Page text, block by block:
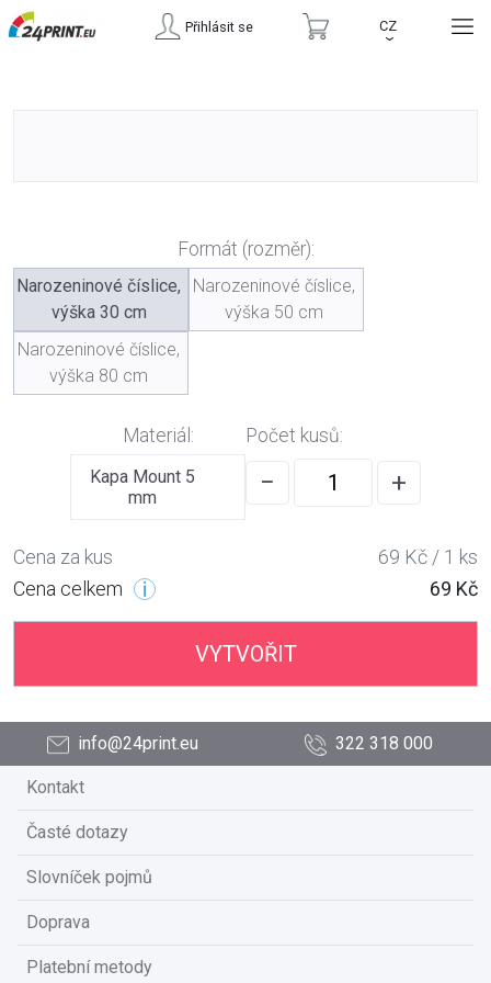
Přihlásit se CZ
›
Formát (rozměr):
Narozeninové číslice,
výška 30 cm
Narozeninové číslice,
výška 50 cm
Narozeninové číslice,
výška 80 cm
Materiál:
Kapa Mount 5
mm
Počet kusů:
− +
Cena za kus
69 Kč / 1 ks
Cena celkem
69 Kč
VYTVOŘIT
info@24print.eu 322 318 000
Kontakt
Časté dotazy
Slovníček pojmů
Doprava
Platební metody